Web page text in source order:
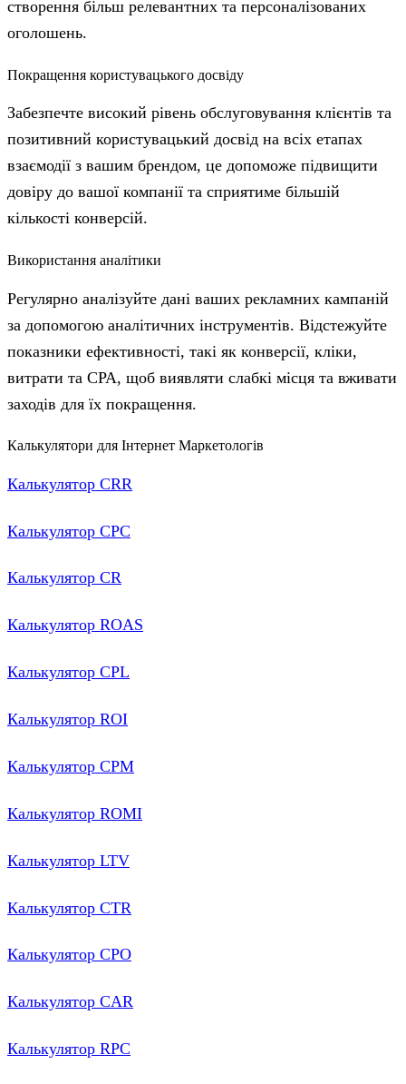
створення більш релевантних та персоналізованих
оголошень.
Покращення користувацького досвіду
Забезпечте високий рівень обслуговування клієнтів та
позитивний користувацький досвід на всіх етапах
взаємодії з вашим брендом, це допоможе підвищити
довіру до вашої компанії та сприятиме більшій
кількості конверсій.
Використання аналітики
Регулярно аналізуйте дані ваших рекламних кампаній
за допомогою аналітичних інструментів. Відстежуйте
показники ефективності, такі як конверсії, кліки,
витрати та CPA, щоб виявляти слабкі місця та вживати
заходів для їх покращення.
Калькулятори для Інтернет Маркетологів
Калькулятор CRR
Калькулятор CPC
Калькулятор CR
Калькулятор ROAS
Калькулятор CPL
Калькулятор ROI
Калькулятор CPM
Калькулятор ROMI
Калькулятор LTV
Калькулятор CTR
Калькулятор CPO
Калькулятор CAR
Калькулятор RPC